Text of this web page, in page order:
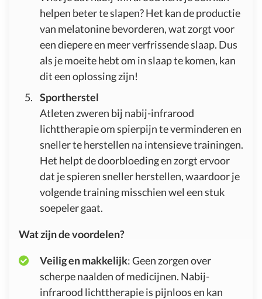
helpen beter te slapen? Het kan de productie
van melatonine bevorderen, wat zorgt voor
een diepere en meer verfrissende slaap. Dus
als je moeite hebt om in slaap te komen, kan
dit een oplossing zijn!
Sportherstel
Atleten zweren bij nabij-infrarood
lichttherapie om spierpijn te verminderen en
sneller te herstellen na intensieve trainingen.
Het helpt de doorbloeding en zorgt ervoor
dat je spieren sneller herstellen, waardoor je
volgende training misschien wel een stuk
soepeler gaat.
Wat zijn de voordelen?
Veilig en makkelijk: Geen zorgen over
scherpe naalden of medicijnen. Nabij-
infrarood lichttherapie is pijnloos en kan